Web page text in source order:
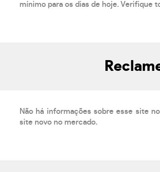
mínimo para os dias de hoje. Verifique
Não há informações sobre esse site
site novo no mercado.